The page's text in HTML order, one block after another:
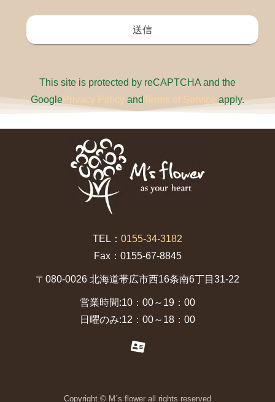
This site is protected by reCAPTCHA and the
GooglePrivacy Policy andTerms of Service apply.
TEL： 0155-34-3182
Fax：0155-67-8845
〒080-0026 北海道帯広市西16条南6丁目31-22
営業時間:10：00～19：00
日曜のみ:12：00～18：00
Copyright © M´s flower all rights reserved